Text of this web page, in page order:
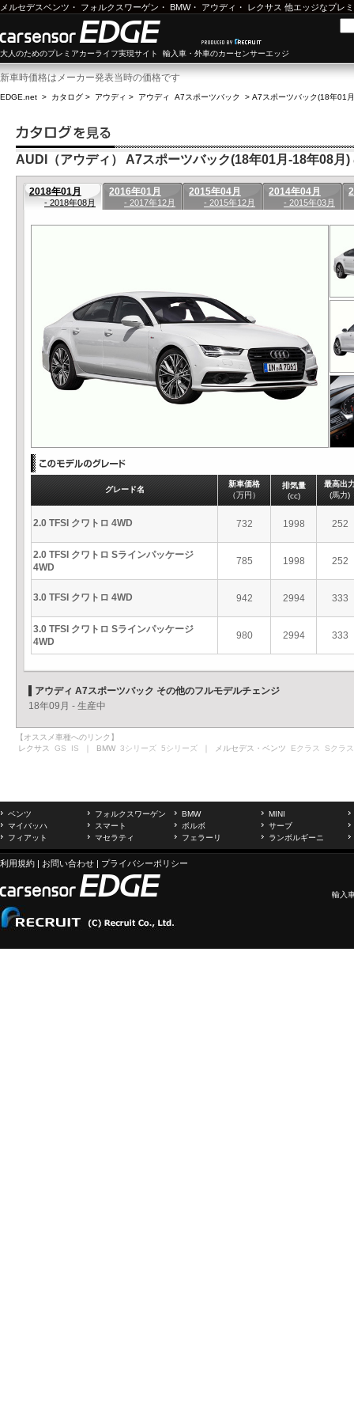
メルセデスベンツ ・ フォルクスワーゲン ・ BMW・ アウディ ・ レクサス 他エッジなプレ
大人のためのプレミアカーライフ実現サイト 輸入車・外車のカーセンサーエッジ
新車時価格はメーカー発表当時の価格です
EDGE.net > カタログ > アウディ > アウディ A7スポーツバック > A7スポーツバック(18年01
AUDI（アウディ） A7スポーツバック(18年01月-18年08月)
2018年01月
- 2018年08月
2016年01月
- 2017年12月
2015年04月
- 2015年12月
2014年04月
- 2015年03月
グレード名
新車価格
（万円）
排気量
(cc)
最高出
(馬力)
2.0 TFSI クワトロ 4WD 732 1998 252
2.0 TFSI クワトロ Sラインパッケージ
4WD
785 1998 252
3.0 TFSI クワトロ 4WD 942 2994 333
3.0 TFSI クワトロ Sラインパッケージ
4WD
980 2994 333
アウディ A7スポーツバック その他のフルモデルチェンジ
18年09月 - 生産中
【オススメ車種へのリンク】
レクサス GS IS ｜ BMW 3シリーズ 5シリーズ ｜ メルセデス・ベンツ Eクラス Sクラス
ベンツ フォルクスワーゲン BMW
MINI
マイバッハ
スマート ボルボ
サーブ
フィアット
マセラティ フェラーリ ランボルギーニ
利用規約 | お問い合わせ | プライバシーポリシー
輸入